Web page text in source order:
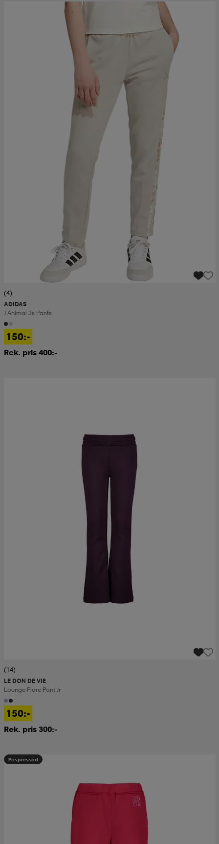
(4)
ADIDAS
J Animal 3s Pants
150:-
Rek. pris 400:-
(14)
LE DON DE VIE
Lounge Flare Pant Jr
150:-
Rek. pris 300:-
Prispressad